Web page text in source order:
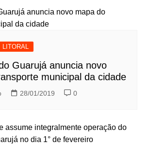
LITORAL
Guarujá anuncia novo
municipal da cidade
28/01/2019 0